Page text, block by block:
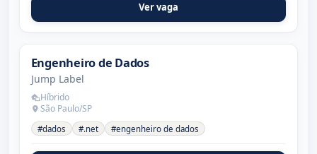
Ver vaga
Engenheiro de Dados
Jump Label
Híbrido
São Paulo/SP
#dados #.net #engenheiro de dados